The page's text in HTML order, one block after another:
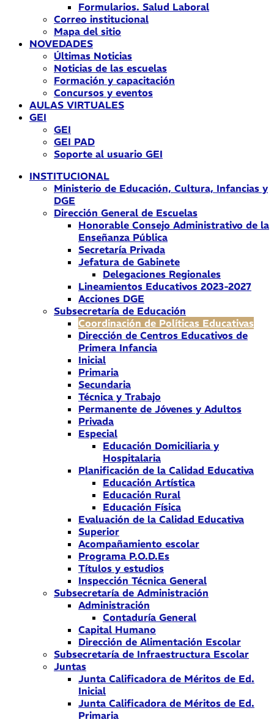
Formularios. Salud Laboral
Correo institucional
Mapa del sitio
NOVEDADES
Últimas Noticias
Noticias de las escuelas
Formación y capacitación
Concursos y eventos
AULAS VIRTUALES
GEI
GEI
GEI PAD
Soporte al usuario GEI
INSTITUCIONAL
Ministerio de Educación, Cultura, Infancias y
DGE
Dirección General de Escuelas
Honorable Consejo Administrativo de la
Enseñanza Pública
Secretaría Privada
Jefatura de Gabinete
Delegaciones Regionales
Lineamientos Educativos 2023-2027
Acciones DGE
Subsecretaría de Educación
Coordinación de Políticas Educativas
Dirección de Centros Educativos de
Primera Infancia
Inicial
Primaria
Secundaria
Técnica y Trabajo
Permanente de Jóvenes y Adultos
Privada
Especial
Educación Domiciliaria y
Hospitalaria
Planificación de la Calidad Educativa
Educación Artística
Educación Rural
Educación Física
Evaluación de la Calidad Educativa
Superior
Acompañamiento escolar
Programa P.O.D.Es
Títulos y estudios
Inspección Técnica General
Subsecretaría de Administración
Administración
Contaduría General
Capital Humano
Dirección de Alimentación Escolar
Subsecretaría de Infraestructura Escolar
Juntas
Junta Calificadora de Méritos de Ed.
Inicial
Junta Calificadora de Méritos de Ed.
Primaria